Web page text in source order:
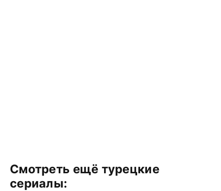
Смотреть ещё турецкие
сериалы: